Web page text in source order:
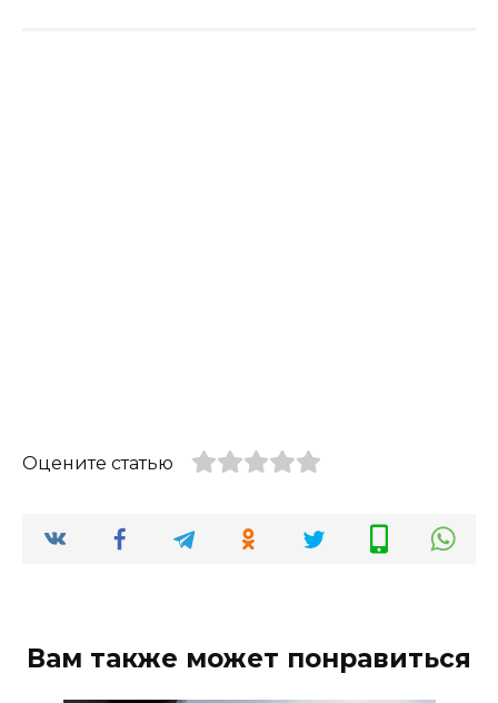
Оцените статью
Вам также может понравиться